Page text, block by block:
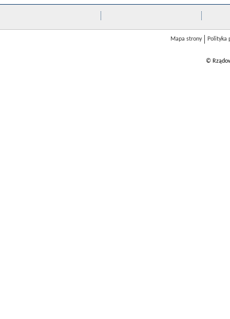
Mapa strony Polityka
©